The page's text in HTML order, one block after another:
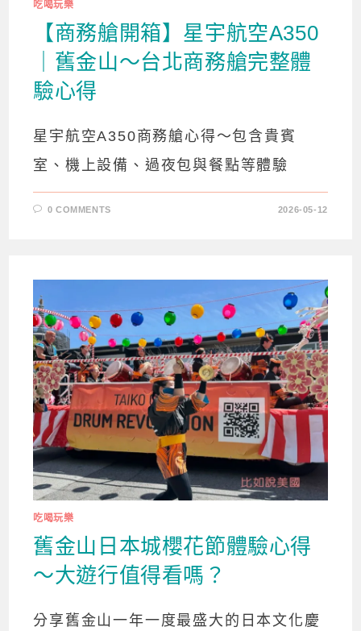
吃喝玩樂
【商務艙開箱】星宇航空A350
｜舊金山～台北商務艙完整體
驗心得
星宇航空A350商務艙心得～包含貴賓
室、機上設備、過夜包與餐點等體驗
0 COMMENTS 2026-05-12
吃喝玩樂
舊金山日本城櫻花節體驗心得
～大遊行值得看嗎？
分享舊金山一年一度最盛大的日本文化慶